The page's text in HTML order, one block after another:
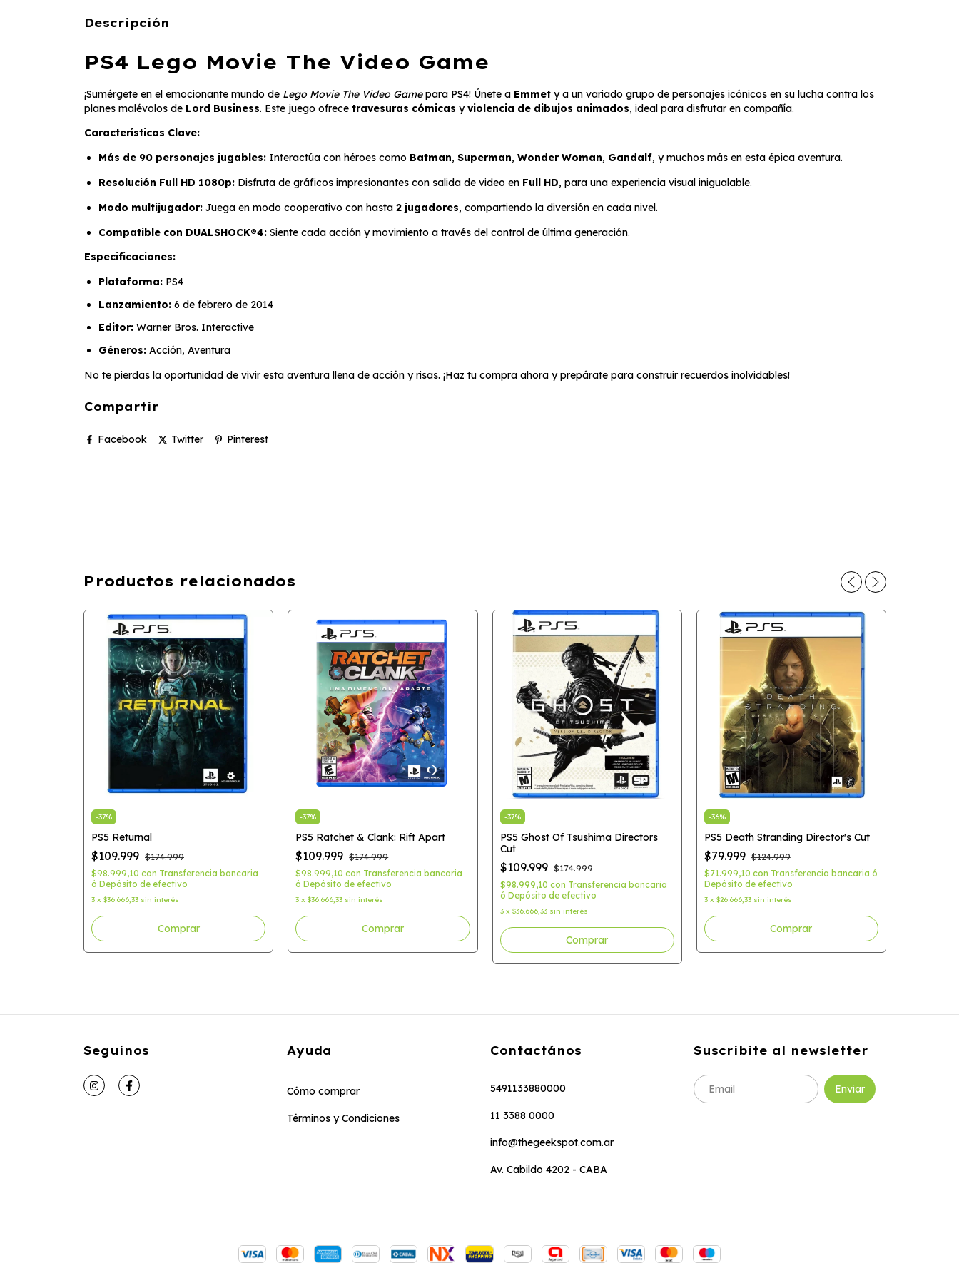
Descripción
PS4 Lego Movie The Video Game
¡Sumérgete en el emocionante mundo de Lego Movie The Video Gamepara PS4! Únete a Emmet y a un variado grupo de personajes icónicos en su lucha contra los
planes malévolos de Lord Business. Este juego ofrece travesuras cómicas yviolencia de dibujos animados, ideal para disfrutar en compañía.
Características Clave:
Más de 90 personajes jugables: Interactúa con héroes como Batman, Superman, Wonder Woman, Gandalf, y muchos más en esta épica aventura.
Resolución Full HD 1080p: Disfruta de gráficos impresionantes con salida de video en Full HD, para una experiencia visual inigualable.
Modo multijugador: Juega en modo cooperativo con hasta 2 jugadores, compartiendo la diversión en cada nivel.
Compatible con DUALSHOCK®4: Siente cada acción y movimiento a través del control de última generación.
Especificaciones:
Plataforma: PS4
Lanzamiento: 6 de febrero de 2014
Editor: Warner Bros. Interactive
Géneros: Acción, Aventura
No te pierdas la oportunidad de vivir esta aventura llena de acción y risas. ¡Haz tu compra ahora y prepárate para construir recuerdos inolvidables!
Compartir
Facebook Twitter Pinterest
Productos relacionados
-37%
PS5 Returnal
$109.999 $174.999
$98.999,10 con Transferencia bancaria
ó Depósito de efectivo
3 x $36.666,33 sin interés
-37%
PS5 Ratchet & Clank: Rift Apart
$109.999 $174.999
$98.999,10con Transferencia bancaria
ó Depósito de efectivo
3 x$36.666,33 sin interés
-37%
PS5 Ghost Of Tsushima Directors
Cut
$109.999 $174.999
$98.999,10 con Transferencia bancaria
ó Depósito de efectivo
3 x $36.666,33 sin interés
-36%
PS5 Death Stranding Director's Cut
$79.999 $124.999
$71.999,10 con Transferencia bancaria ó
Depósito de efectivo
3 x $26.666,33 sin interés
Seguinos Ayuda
Cómo comprar
Términos y Condiciones
Contactános
5491133880000
11 3388 0000
info@thegeekspot.com.ar
Av. Cabildo 4202 - CABA
Suscribite al newsletter